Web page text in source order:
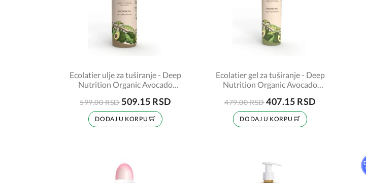
Ecolatier ulje za tuširanje - Deep
Nutrition Organic Avocado
599.00 RSD 509.15 RSD
DODAJ U KORPU
Ecolatier gel za tuširanje - Deep
Nutrition Organic Avocado
479.00 RSD 407.15 RSD
DODAJ U KORPU